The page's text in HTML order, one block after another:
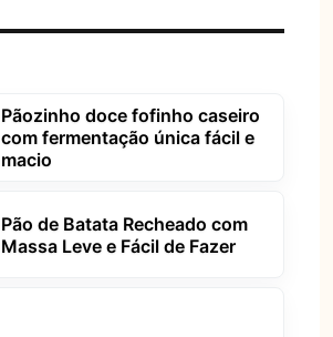
Pãozinho doce fofinho caseiro
com fermentação única fácil e
macio
Pão de Batata Recheado com
Massa Leve e Fácil de Fazer